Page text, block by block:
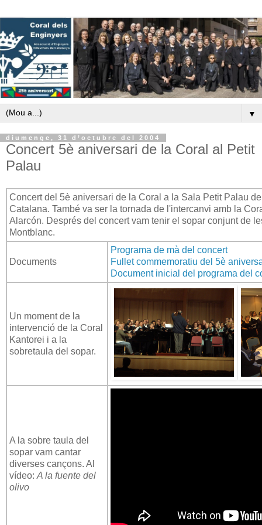
▼
diumenge, 31 d’octubre del 2004
Concert 5è aniversari de la Coral al Petit
Palau
Concert del 5è aniversari de la Coral a la Sala Petit Palau
Catalana. També va ser la tornada de l'intercanvi amb la
Alarcón. Després del concert vam tenir el sopar conjunt de
Montblanc.
Documents
Programa de mà del concert
Fullet commemoratiu del 5è
Document inicial del programa del
Un moment de la
intervenció de la Coral
Kantorei i a la
sobretaula del sopar.
A la sobre taula del
sopar vam cantar
diverses cançons. Al
vídeo: A la fuente del
olivo